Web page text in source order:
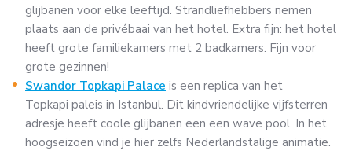
glijbanen voor elke leeftijd. Strandliefhebbers nemen
plaats aan de privébaai van het hotel. Extra fijn: het hotel
heeft grote familiekamers met 2 badkamers. Fijn voor
grote gezinnen!
Swandor Topkapi Palace is een replica van het
Topkapi paleis in Istanbul. Dit kindvriendelijke vijfsterren
adresje heeft coole glijbanen een een wave pool. In het
hoogseizoen vind je hier zelfs Nederlandstalige animatie.